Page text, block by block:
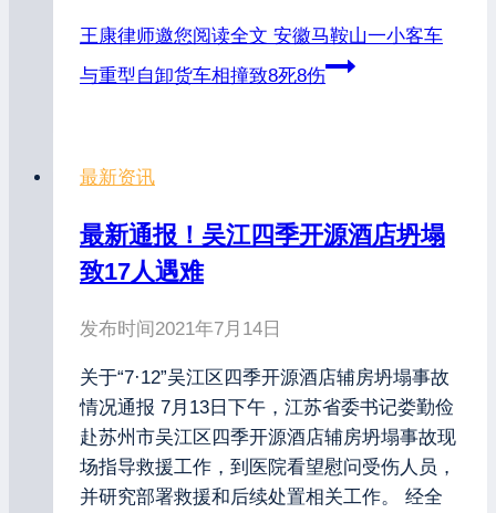
王康律师邀您阅读全文 安徽马鞍山一小客车
与重型自卸货车相撞致8死8伤
最新资讯
最新通报！吴江四季开源酒店坍塌
致17人遇难
发布时间2021年7月14日
关于“7·12”吴江区四季开源酒店辅房坍塌事故
情况通报 7月13日下午，江苏省委书记娄勤俭
赴苏州市吴江区四季开源酒店辅房坍塌事故现
场指导救援工作，到医院看望慰问受伤人员，
并研究部署救援和后续处置相关工作。 经全